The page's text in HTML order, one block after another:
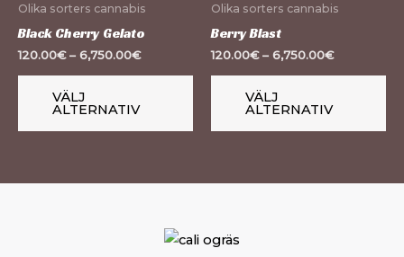
Olika sorters cannabis
Black Cherry Gelato
120.00€– 6,750.00€
VÄLJ
ALTERNATIV
produktsidan
Olika sorters cannabis
Berry Blast
120.00€– 6,750.00€
VÄLJ
ALTERNATIV